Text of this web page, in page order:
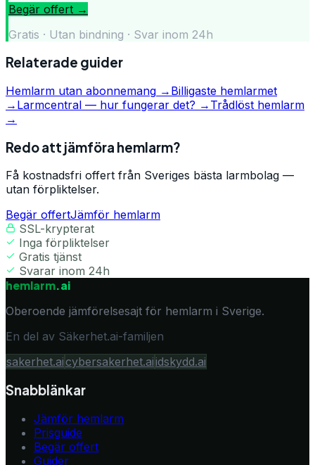
Begär offert →
Gratis · Utan bindning · Svar inom 24h
Relaterade guider
Hemlarm utan abonnemang → Billigaste hemlarmet
→ Larmcentral — hur fungerar det? → Trådlöst hemlarm
→
Redo att jämföra hemlarm?
Få kostnadsfri offert från Sveriges bästa larmbolag —
utan förpliktelser.
Begär offertJämför hemlarm
SSL-krypterat
Inga förpliktelser
Gratis tjänst
Svarar inom 24h
hemlarm.ai
Oberoende jämförelsesajt för hemlarm i Sverige.
En del av Säkerhet.ai-familjen
sakerhet.aicybersakerhet.aiidskydd.ai
Snabblänkar
Jämför hemlarm
Prisguide
Begär offert
Guider